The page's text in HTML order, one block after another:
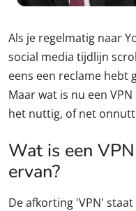
Als je regelmatig naar
social media tijdlijn
eens een reclame hebt
Maar wat is nu een
het nuttig, of net
Wat is een
ervan?
De afkorting 'VPN'